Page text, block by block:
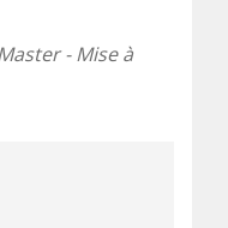
- Mise à